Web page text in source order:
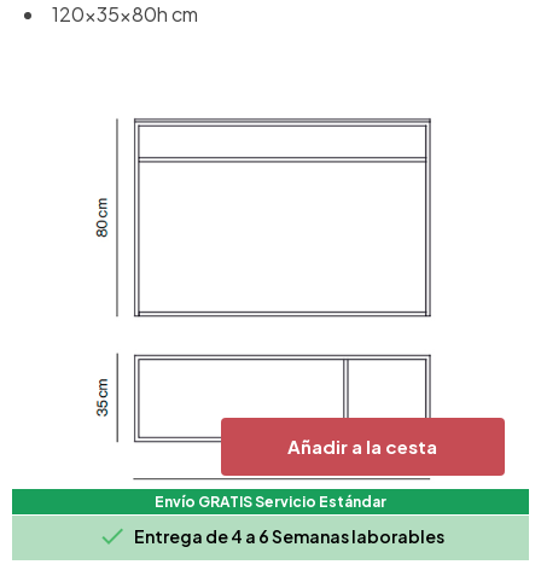
Añadir a la cesta
Envío GRATIS Servicio Estándar
 Entrega de 4 a 6 Semanas laborables
120x35x80h cm